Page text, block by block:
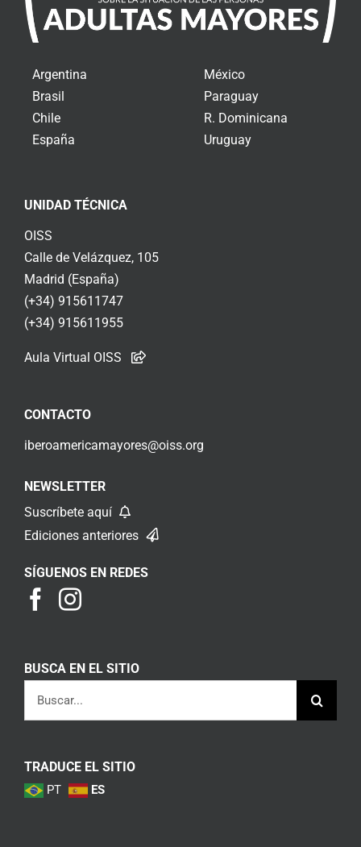
Argentina
Brasil
Chile
España
México
Paraguay
R. Dominicana
Uruguay
UNIDAD TÉCNICA
OISS
Calle de Velázquez, 105
Madrid (España)
(+34) 915611747
(+34) 915611955
Aula Virtual OISS
CONTACTO
iberoamericamayores@oiss.org
NEWSLETTER
Suscríbete aquí
Ediciones anteriores
SÍGUENOS EN REDES
BUSCA EN EL SITIO
TRADUCE EL SITIO
PT ES